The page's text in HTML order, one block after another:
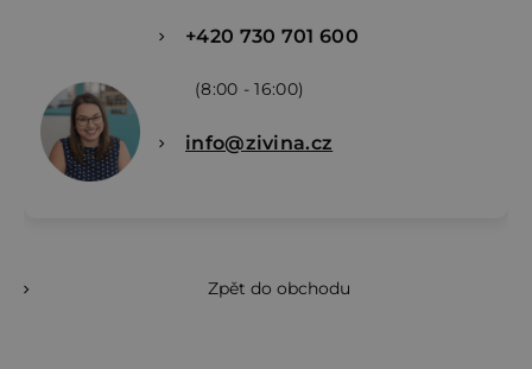
+420 730 701 600
(8:00 - 16:00)
info@zivina.cz
Zpět do obchodu